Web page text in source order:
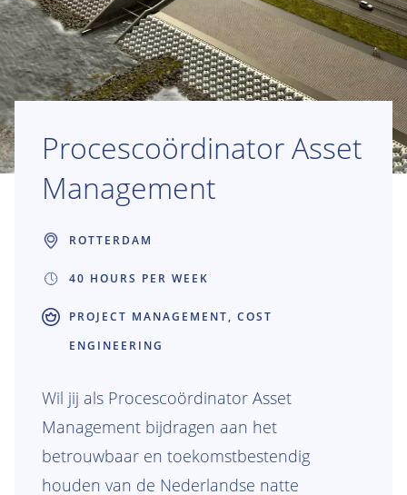
Procescoördinator Asset
Management
ROTTERDAM
40 HOURS PER WEEK
PROJECT MANAGEMENT, COST
ENGINEERING
Wil jij als Procescoördinator Asset
Management bijdragen aan het
betrouwbaar en toekomstbestendig
houden van de Nederlandse natte